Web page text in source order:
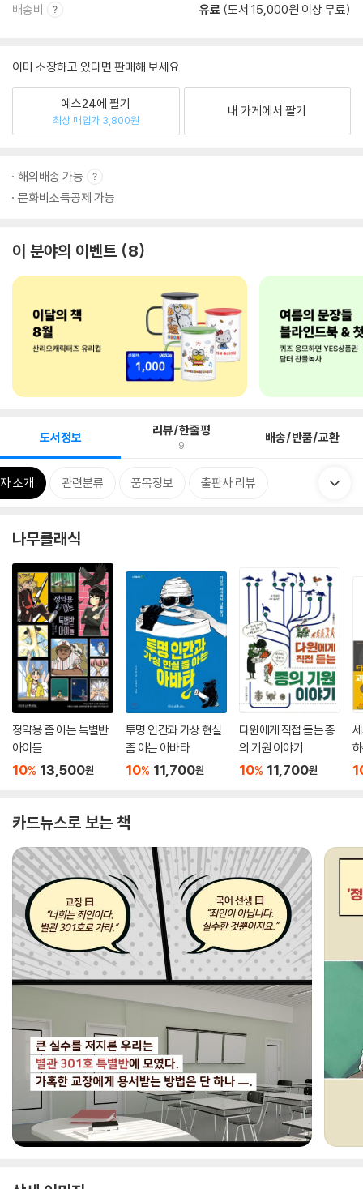
배송비 유료 (도서 15,000원 이상 무료)
이미 소장하고 있다면 판매해 보세요.
예스24에 팔기
최상 매입가 3,800원
내 가게에서 팔기
해외배송 가능
문화비소득공제 가능
이 분야의 이벤트 8
도서정보 리뷰/한줄평
9 배송/반품/교환
소개 관련분류 품목정보 출판사 리뷰
나무클래식
정약용 좀 아는 특별반
아이들
10% 13,500원
투명 인간과 가상 현실
좀 아는 아바타
10% 11,700원
다윈에게 직접 듣는 종
의 기원 이야기
10% 11,700원
카드뉴스로 보는 책